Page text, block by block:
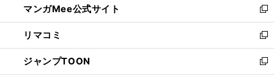
く
ド
ウ
で
開
く
ィ
ン
ド
ウ
で
い
ウ
ィ
ン
ド
マンガMee公式サイト
新
し
い
ウ
ィ
リマコミ
新
し
い
ジャンプTOON
新